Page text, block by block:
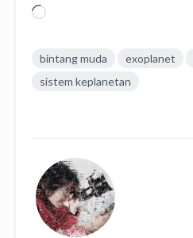
Memuat...
bintang muda exoplanet
sistem keplanetan